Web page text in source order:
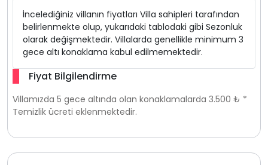
İncelediğiniz villanın fiyatları Villa sahipleri tarafından
belirlenmekte olup, yukarıdaki tablodaki gibi Sezonluk
olarak değişmektedir. Villalarda genellikle minimum 3
gece altı konaklama kabul edilmemektedir.
Fiyat Bilgilendirme
Villamızda 5 gece altında olan konaklamalarda 3.500 ₺ *
Temizlik ücreti eklenmektedir.